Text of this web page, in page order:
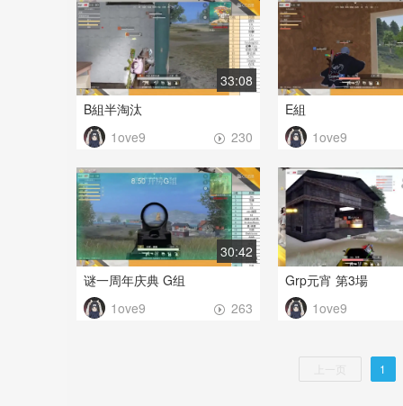
33:08
B組半淘汰
230
1ove9
E組
1ove9
30:42
谜一周年庆典 G组
263
1ove9
Grp元宵 第3場
1ove9
1